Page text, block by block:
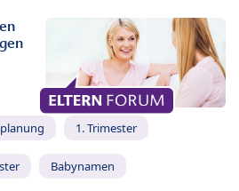
1. Trimester
Babynamen